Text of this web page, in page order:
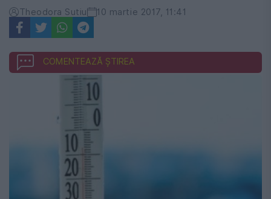
Theodora Sutiu 10 martie 2017, 11:41
COMENTEAZĂ ȘTIREA